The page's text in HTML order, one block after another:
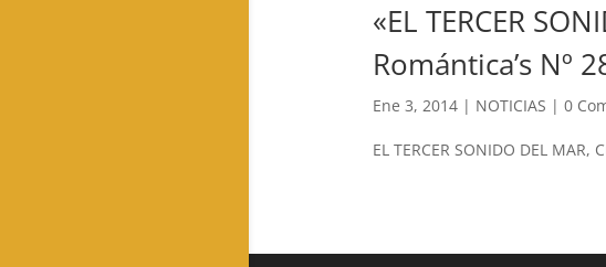
«EL TERCER
Romántica’s Nº
Ene 3, 2014| NOTICIAS | 0
EL TERCER SONIDO DEL